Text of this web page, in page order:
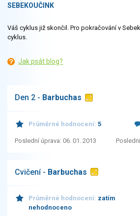
SEBEKOUČINK
Váš cyklus již skončil. Pro pokračování v
cyklus.
Jak psát blog?
Den 2 - Barbuchas
Průměrné hodnocení: 5
Poslední úprava: 06. 01. 2013
Cvičení - Barbuchas
Průměrné hodnocení: zatím
nehodnoceno